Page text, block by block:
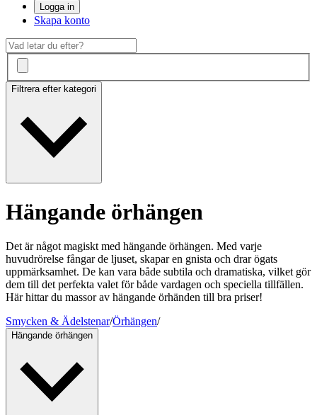
Logga in
Skapa konto
Filtrera efter kategori
Hängande örhängen
Det är något magiskt med hängande örhängen. Med varje
huvudrörelse fångar de ljuset, skapar en gnista och drar ögats
uppmärksamhet. De kan vara både subtila och dramatiska, vilket gör
dem till det perfekta valet för både vardagen och speciella tillfällen.
Här hittar du massor av hängande örhänden till bra priser!
Smycken & Ädelstenar/Örhängen/
Hängande örhängen